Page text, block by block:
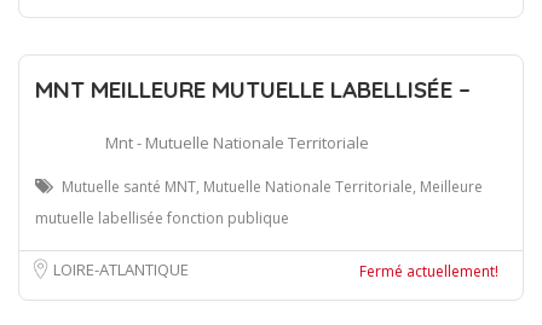
MNT MEILLEURE MUTUELLE LABELLISÉE –
Mnt - Mutuelle Nationale Territoriale
Mutuelle santé MNT, Mutuelle Nationale Territoriale, Meilleure
mutuelle labellisée fonction publique
LOIRE-ATLANTIQUE Fermé actuellement!